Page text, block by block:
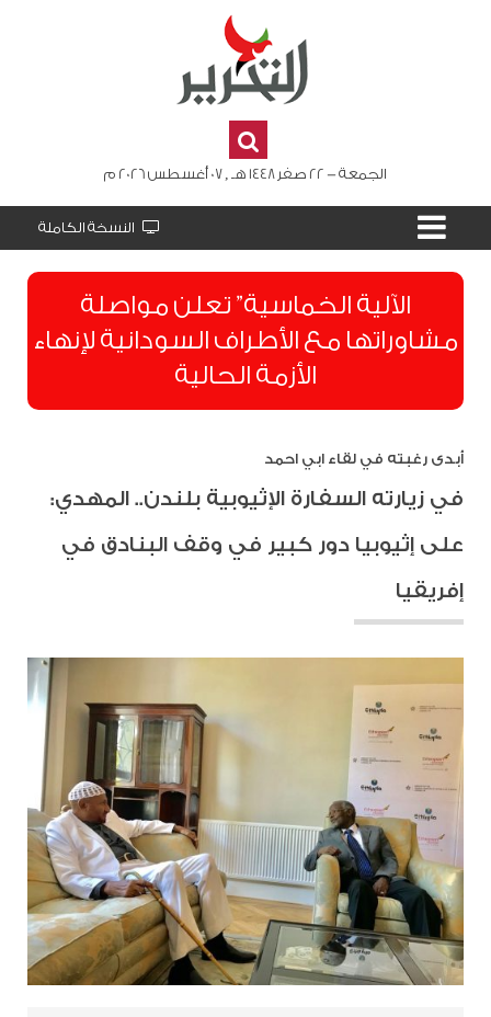
الجمعة - 22 صفر 1448 هـ , 07 أغسطس 2026 م
النسخة الكاملة
الآلية الخماسية” تعلن مواصلة
مشاوراتها مع الأطراف السودانية لإنهاء
الأزمة الحالية
أبدى رغبته في لقاء ابي احمد
في زيارته السفارة الإثيوبية بلندن.. المهدي:
على إثيوبيا دور كبير في وقف البنادق في
إفريقيا